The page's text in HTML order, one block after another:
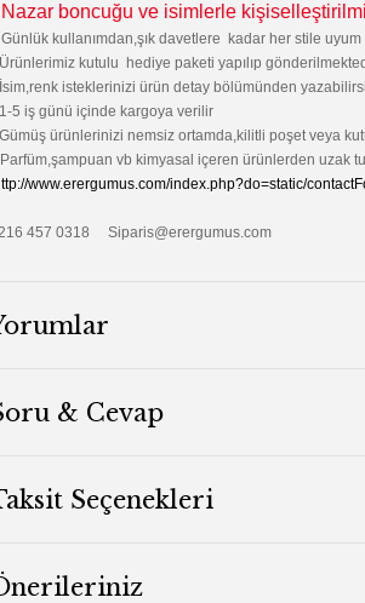
boncuğu ve isimlerle
Günlük kullanımdan,şık davetlere kadar her stile
kutulu hediye paketi yapılıp
isteklerinizi ürün detay bölümünden
5 iş günü içinde kargoya verilir
ürünlerinizi nemsiz ortamda,kilitli poşet veya
vb kimyasal içeren ürünlerden uzak
www.erergumus.com/index.php?do=static/
457 0318 Siparis@erergumus.com
& Cevap
Seçenekleri